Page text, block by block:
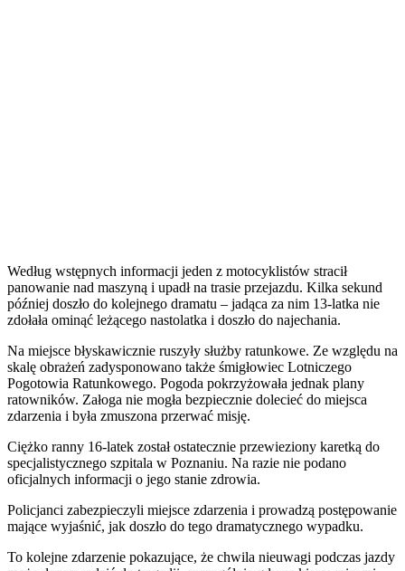
Według wstępnych informacji jeden z motocyklistów stracił
panowanie nad maszyną i upadł na trasie przejazdu. Kilka sekund
później doszło do kolejnego dramatu – jadąca za nim 13-latka nie
zdołała ominąć leżącego nastolatka i doszło do najechania.
Na miejsce błyskawicznie ruszyły służby ratunkowe. Ze względu na
skalę obrażeń zadysponowano także śmigłowiec Lotniczego
Pogotowia Ratunkowego. Pogoda pokrzyżowała jednak plany
ratowników. Załoga nie mogła bezpiecznie dolecieć do miejsca
zdarzenia i była zmuszona przerwać misję.
Ciężko ranny 16-latek został ostatecznie przewieziony karetką do
specjalistycznego szpitala w Poznaniu. Na razie nie podano
oficjalnych informacji o jego stanie zdrowia.
Policjanci zabezpieczyli miejsce zdarzenia i prowadzą postępowanie
mające wyjaśnić, jak doszło do tego dramatycznego wypadku.
To kolejne zdarzenie pokazujące, że chwila nieuwagi podczas jazdy